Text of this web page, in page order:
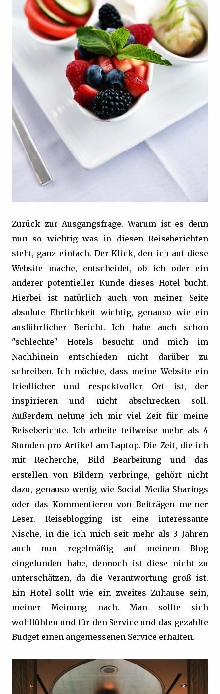
Zurück zur Ausgangsfrage. Warum ist es denn
nun so wichtig was in diesen Reiseberichten
steht, ganz einfach. Der Klick, den ich auf diese
Website mache, entscheidet, ob ich oder ein
anderer potentieller Kunde dieses Hotel bucht.
Hierbei ist natürlich auch von meiner Seite
absolute Ehrlichkeit wichtig, genauso wie ein
ausführlicher Bericht. Ich habe auch schon
"schlechte" Hotels besucht und mich im
Nachhinein entschieden nicht darüber zu
schreiben. Ich möchte, dass meine Website ein
friedlicher und respektvoller Ort ist, der
inspirieren und nicht abschrecken soll.
Außerdem nehme ich mir viel Zeit für meine
Reiseberichte. Ich arbeite teilweise mehr als 4
Stunden pro Artikel am Laptop. Die Zeit, die ich
mit Recherche, Bild Bearbeitung und das
erstellen von Bildern verbringe, gehört nicht
dazu, genauso wenig wie Social Media Sharings
oder das Kommentieren von Beiträgen meiner
Leser. Reiseblogging ist eine interessante
Nische, in die ich mich seit mehr als 3 Jahren
auch nun regelmäßig auf meinem Blog
eingefunden habe, dennoch ist diese nicht zu
unterschätzen, da die Verantwortung groß ist.
Ein Hotel sollt wie ein zweites Zuhause sein,
meiner Meinung nach. Man sollte sich
wohlfühlen und für den Service und das gezahlte
Budget einen angemessenen Service erhalten.